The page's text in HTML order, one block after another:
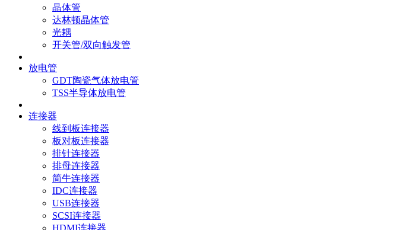
晶体管
达林顿晶体管
光耦
开关管/双向触发管
放电管
GDT陶瓷气体放电管
TSS半导体放电管
连接器
线到板连接器
板对板连接器
排针连接器
排母连接器
简牛连接器
IDC连接器
USB连接器
SCSI连接器